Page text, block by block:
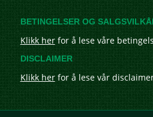
BETINGELSER OG
Klikk herfor å lese våre
DISCLAIMER
Klikk herfor å lese vår